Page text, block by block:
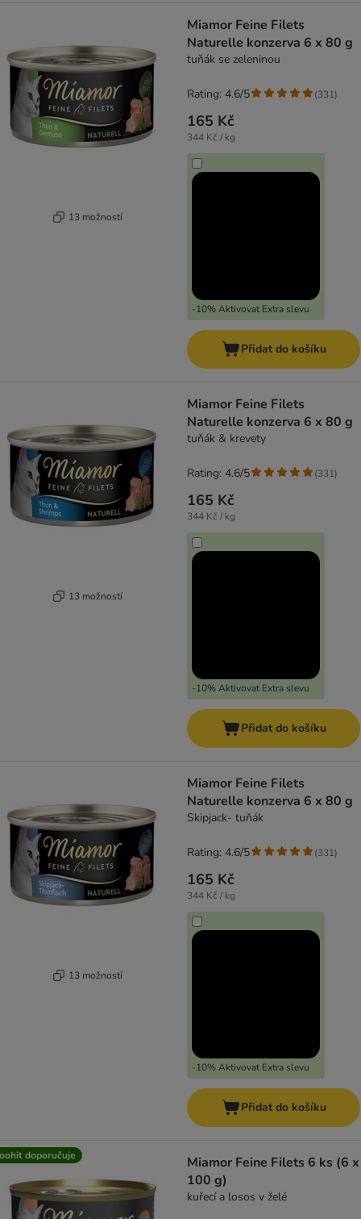
13 možností
Miamor Feine Filets
Naturelle konzerva 6 x 80 g
tuňák se zeleninou
165 Kč
344 Kč / kg
-10% Aktivovat Extra slevu
Rating: 4.6/5 (331)
Přidat do košíku
13 možností
Miamor Feine Filets
Naturelle konzerva 6 x 80 g
tuňák & krevety
165 Kč
344 Kč / kg
-10% Aktivovat Extra slevu
Rating: 4.6/5 (331)
Přidat do košíku
13 možností
Miamor Feine Filets
Naturelle konzerva 6 x 80 g
Skipjack- tuňák
165 Kč
344 Kč / kg
-10% Aktivovat Extra slevu
Rating: 4.6/5 (331)
Přidat do košíku
doporučuje
Miamor Feine Filets 6 ks (6 x
100 g)
kuřecí a losos v želé